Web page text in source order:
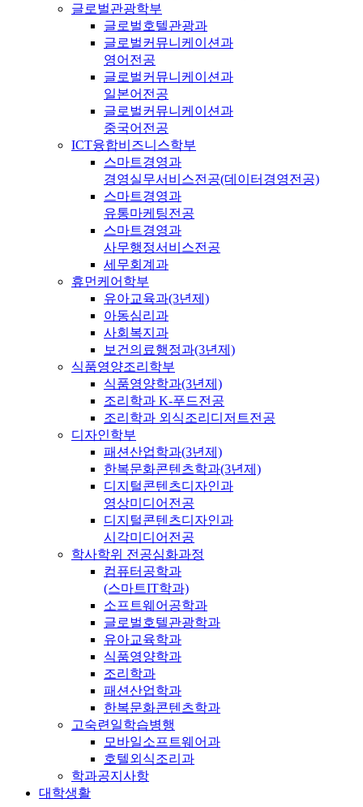
글로벌관광학부
글로벌호텔관광과
글로벌커뮤니케이션과
영어전공
글로벌커뮤니케이션과
일본어전공
글로벌커뮤니케이션과
중국어전공
ICT융합비즈니스학부
스마트경영과
경영실무서비스전공(데이터경영전공)
스마트경영과
유통마케팅전공
스마트경영과
사무행정서비스전공
세무회계과
휴먼케어학부
유아교육과(3년제)
아동심리과
사회복지과
보건의료행정과(3년제)
식품영양조리학부
식품영양학과(3년제)
조리학과 K-푸드전공
조리학과 외식조리디저트전공
디자인학부
패션산업학과(3년제)
한복문화콘텐츠학과(3년제)
디지털콘텐츠디자인과
영상미디어전공
디지털콘텐츠디자인과
시각미디어전공
학사학위 전공심화과정
컴퓨터공학과
(스마트IT학과)
소프트웨어공학과
글로벌호텔관광학과
유아교육학과
식품영양학과
조리학과
패션산업학과
한복문화콘텐츠학과
고숙련일학습병행
모바일소프트웨어과
호텔외식조리과
학과공지사항
대학생활